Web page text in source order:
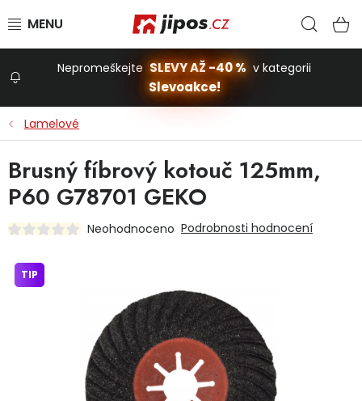
Stavba a dům
Domácnost
Dětská hřiště
Nepromeškejte SLEVY AŽ -40 % v kategorii
Slevoakce!
Lamelové
Brusný fíbrový kotouč 125mm,
P60 G78701 GEKO
Neohodnoceno Podrobnosti hodnocení
TIP